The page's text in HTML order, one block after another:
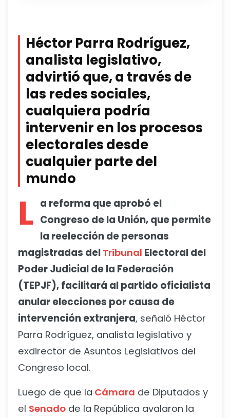
Héctor Parra Rodríguez,
analista legislativo,
advirtió que, a través de
las redes sociales,
cualquiera podría
intervenir en los procesos
electorales desde
cualquier parte del
mundo
L a reforma que aprobó el
Congreso de la Unión, que permite
la reelección de personas
magistradas del Tribunal Electoral del
Poder Judicial de la Federación
(TEPJF), facilitará al partido oficialista
anular elecciones por causa de
intervención extranjera, señaló Héctor
Parra Rodríguez, analista legislativo y
exdirector de Asuntos Legislativos del
Congreso local.
Luego de que la Cámara de Diputados y
el Senado de la República avalaron la